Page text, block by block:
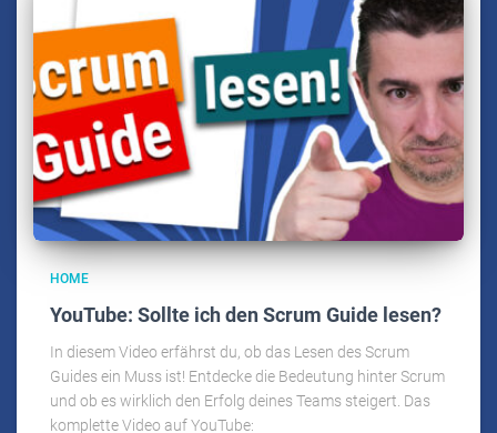
HOME
YouTube: Sollte ich den Scrum Guide lesen?
In diesem Video erfährst du, ob das Lesen des Scrum
Guides ein Muss ist! Entdecke die Bedeutung hinter Scrum
und ob es wirklich den Erfolg deines Teams steigert. Das
komplette Video auf YouTube: